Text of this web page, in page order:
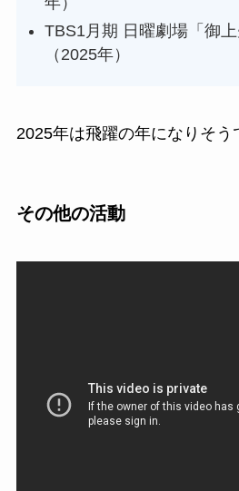
TBS1月期 日曜劇場「御
（2025年）
2025年は飛躍の年になりそう
その他の活動